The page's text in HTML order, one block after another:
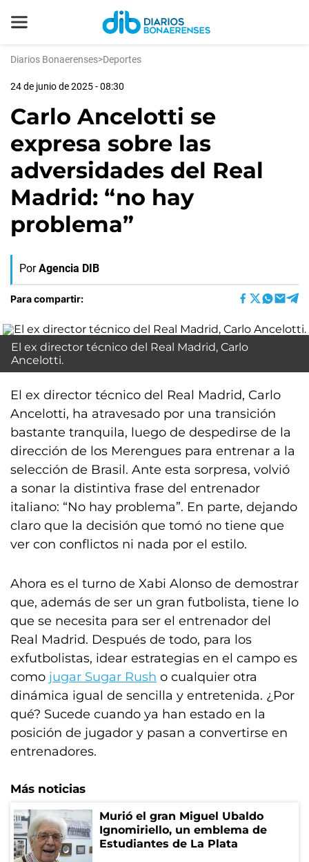
Diarios Bonaerenses>Deportes
24 de junio de 2025 - 08:30
Carlo Ancelotti se
expresa sobre las
adversidades del Real
Madrid: “no hay
problema”
Por Agencia DIB
Para compartir:
El ex director técnico del Real Madrid, Carlo
Ancelotti.
El ex director técnico del Real Madrid, Carlo
Ancelotti, ha atravesado por una transición
bastante tranquila, luego de despedirse de la
dirección de los Merengues para entrenar a la
selección de Brasil. Ante esta sorpresa, volvió
a sonar la distintiva frase del entrenador
italiano: “No hay problema”. En parte, dejando
claro que la decisión que tomó no tiene que
ver con conflictos ni nada por el estilo.
Ahora es el turno de Xabi Alonso de demostrar
que, además de ser un gran futbolista, tiene lo
que se necesita para ser el entrenador del
Real Madrid. Después de todo, para los
exfutbolistas, idear estrategias en el campo es
como jugar Sugar Rush o cualquier otra
dinámica igual de sencilla y entretenida. ¿Por
qué? Sucede cuando ya han estado en la
posición de jugador y pasan a convertirse en
entrenadores.
Más noticias
Murió el gran Miguel Ubaldo
Ignomiriello, un emblema de
Estudiantes de La Plata